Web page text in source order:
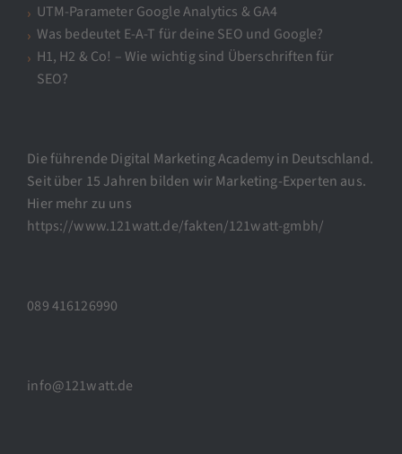
UTM-Parameter Google Analytics & GA4
Was bedeutet E-A-T für deine SEO und Google?
H1, H2 & Co! – Wie wichtig sind Überschriften für
SEO?
Die führende Digital Marketing Academy in Deutschland.
Seit über 15 Jahren bilden wir Marketing-Experten aus.
Hier mehr zu uns
https://www.121watt.de/fakten/121watt-gmbh/
089 416126990
info@121watt.de